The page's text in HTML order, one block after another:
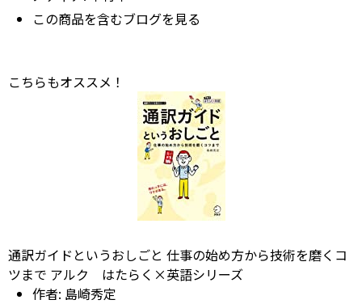
この商品を含むブログを見る
こちらもオススメ！
通訳ガイドというおしごと 仕事の始め方から技術を磨くコ
ツまで アルク はたらく×英語シリーズ
作者: 島崎秀定